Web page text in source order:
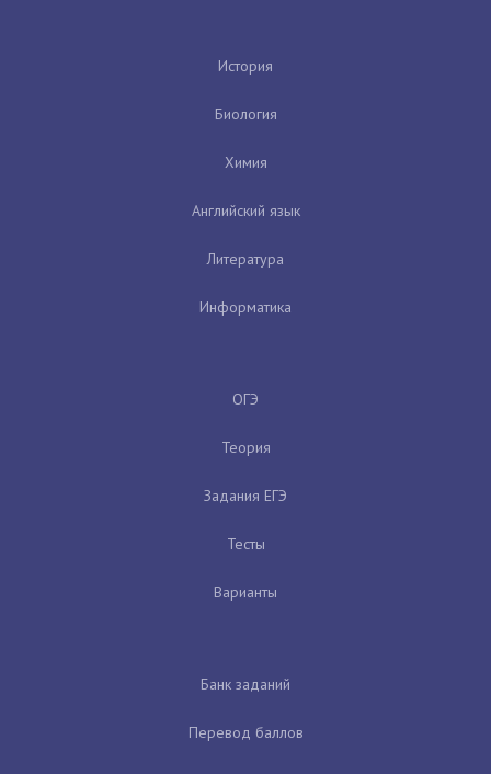
История
Биология
Химия
Английский язык
Литература
Информатика
ОГЭ
Теория
Задания ЕГЭ
Тесты
Варианты
Банк заданий
Перевод баллов